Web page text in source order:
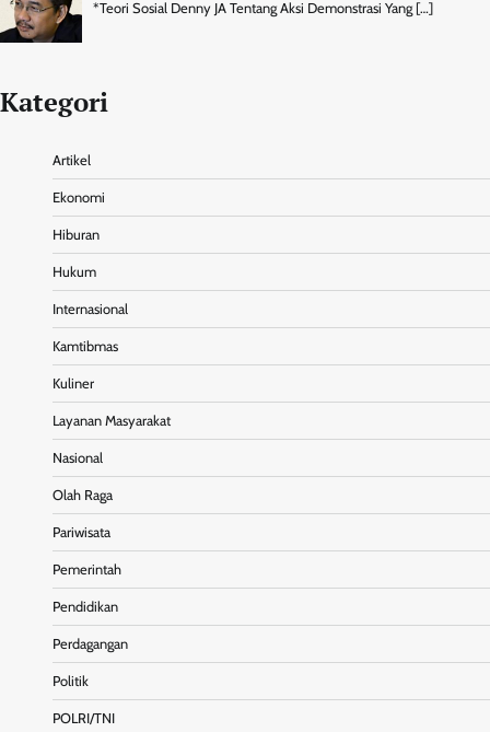
*Teori Sosial Denny JA Tentang Aksi Demonstrasi Yang […]
Kategori
Artikel
Ekonomi
Hiburan
Hukum
Internasional
Kamtibmas
Kuliner
Layanan Masyarakat
Nasional
Olah Raga
Pariwisata
Pemerintah
Pendidikan
Perdagangan
Politik
POLRI/TNI